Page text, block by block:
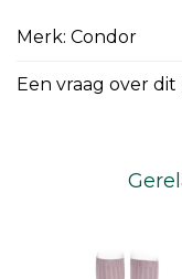
Merk: Condor
Een vraag over